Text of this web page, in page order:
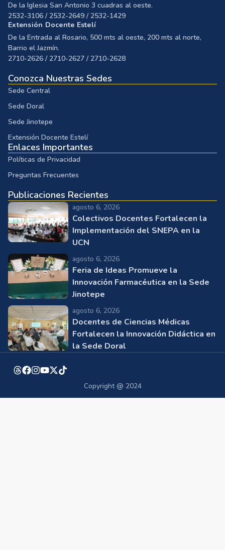
De la Iglesia San Antonio 3 cuadras al oeste.
2532-3106 / 2532-2649 / 2532-1429
Extensión Docente Estelí
De la Entrada al Rosario, 500 mts al oeste, 200 mts al norte,
Barrio el Jazmín.
2710-2626 / 2710-2627 / 2710-2628
Conozca Nuestras Sedes
Sede Central
Sede Doral
Sede Jinotepe
Extensión Docente Estelí
Enlaces Importantes
Políticas de Privacidad
Preguntas Frecuentes
Publicaciones Recientes
agosto 6, 2026
Colectivos Docentes Fortalecen la
Implementación del SNEPA en la
UCN
agosto 6, 2026
Feria de Ideas Promueve la
Innovación Farmacéutica en la Sede
Jinotepe
agosto 6, 2026
Docentes de Ciencias Médicas
Fortalecen la Innovación Didáctica en
la Sede Doral
Copyright @ 2024